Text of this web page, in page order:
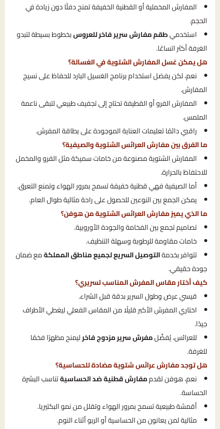
المفارش المخملية أو القطنية الخفيفة تمنح دفئًا دون زيادة في
الحجم.
استخدميطقم مفارش سرير فاخر للعروسبخطوط بسيطة لتبدو
الغرفة أكثر اتساعًا.
هل يمكن غسل المفارش الشتوية في الغسالة؟
نعم، لكن يفضل استخدام برنامج الغسيل البارد للحفاظ على نسيج
المفارش.
المفارش الفرو أو القطيفة تحتاج إلى تجفيف طبيعي لتبقى ناعمة
الملمس.
راقبي دائمًا تعليمات العناية الموجودة على بطاقة المفرش.
ما الفرق بين مفارش العرائس الشتوية والصيفية؟
المفارش الشتوية مصنوعة من خامات سميكة مثل الفرو والمخمل
للاحتفاظ بالحرارة.
أما الصيفية فهي قطنية خفيفة تسمح بمرور الهواء وتمنع التعرق.
يمكن الجمع بين النوعين للحصول على راحة مثالية طوال العام.
ما الذي يميز مفارش العرائس الشتوية من هوفن؟
تصاميم تجمع بين الفخامة والجودة الأوروبية.
خامات مقاومة للرطوبة وسهلة التنظيف.
تتوافر بخدمةالتوصيل السريع لجميع مناطق المملكةمع ضمان
جودة حقيقي.
كيف أختار مقاس المفرش المناسب لسريري؟
قيسي عرض وطول السرير بدقة قبل الشراء.
اختاري المفرش الأكبر قليلًا من المقاس الفعلي ليغطي الأطراف
جيدًا.
للعرائس، يُفضَّلمفرش سرير مزدوج فاخرليمنح مظهرًا فخمًا
للغرفة.
هل توجد مفارش عرائس شتوية مضادة للحساسية؟
نعم، هوفن تقدممفارش قطنية ضد الحساسيةتناسب البشرة
الحساسة.
أقمشة طبيعية تسمح بمرور الهواء وتقلل من نمو البكتيريا.
مثالية لمن يعانون من الحساسية أو الربو أثناء النوم.